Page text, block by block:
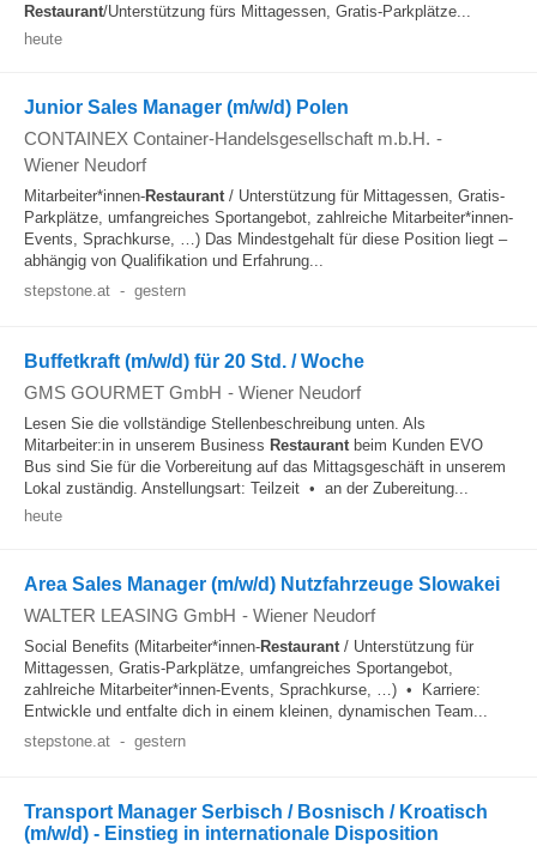
Restaurant/Unterstützung fürs Mittagessen, Gratis-Parkplätze...
heute
Junior Sales Manager (m/w/d) Polen
CONTAINEX Container-Handelsgesellschaft m.b.H. -
Wiener Neudorf
Mitarbeiter*innen-Restaurant/ Unterstützung für Mittagessen, Gratis-
Parkplätze, umfangreiches Sportangebot, zahlreiche Mitarbeiter*innen-
Events, Sprachkurse, …) Das Mindestgehalt für diese Position liegt –
abhängig von Qualifikation und Erfahrung...
stepstone.at - gestern
Buffetkraft (m/w/d) für 20 Std. / Woche
GMS GOURMET GmbH - Wiener Neudorf
Lesen Sie die vollständige Stellenbeschreibung unten. Als
Mitarbeiter:in in unserem Business Restaurantbeim Kunden EVO
Bus sind Sie für die Vorbereitung auf das Mittagsgeschäft in unserem
Lokal zuständig. Anstellungsart: Teilzeit • an der Zubereitung...
heute
Area Sales Manager (m/w/d) Nutzfahrzeuge Slowakei
WALTER LEASING GmbH - Wiener Neudorf
Social Benefits (Mitarbeiter*innen-Restaurant/ Unterstützung für
Mittagessen, Gratis-Parkplätze, umfangreiches Sportangebot,
zahlreiche Mitarbeiter*innen-Events, Sprachkurse, …) • Karriere:
Entwickle und entfalte dich in einem kleinen, dynamischen Team...
stepstone.at - gestern
Transport Manager Serbisch / Bosnisch / Kroatisch
(m/w/d) - Einstieg in internationale Disposition